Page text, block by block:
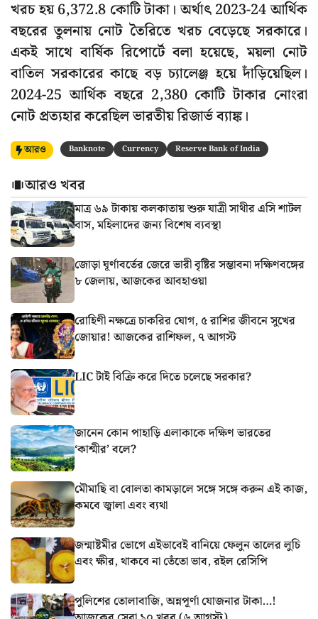
খরচ হয় 6,372.8 কোটি টাকা। অর্থাৎ 2023-24 আর্থিক
বছরের তুলনায় নোট তৈরিতে খরচ বেড়েছে সরকারে।
একই সাথে বার্ষিক রিপোর্টে বলা হয়েছে, ময়লা নোট
বাতিল সরকারের কাছে বড় চ্যালেঞ্জ হয়ে দাঁড়িয়েছিল।
2024-25 আর্থিক বছরে 2,380 কোটি টাকার নোংরা
নোট প্রত্যহার করেছিল ভারতীয় রিজার্ভ ব্যাঙ্ক।
আরও Banknote Currency Reserve Bank of India
আরও খবর
মাত্র ৬৯ টাকায় কলকাতায় শুরু যাত্রী সাথীর এসি শাটল
বাস, মহিলাদের জন্য বিশেষ ব্যবস্থা
জোড়া ঘূর্ণাবর্তের জেরে ভারী বৃষ্টির সম্ভাবনা দক্ষিণবঙ্গের
৮ জেলায়, আজকের আবহাওয়া
রোহিণী নক্ষত্রে চাকরির যোগ, ৫ রাশির জীবনে সুখের
জোয়ার! আজকের রাশিফল, ৭ আগস্ট
LIC টাই বিক্রি করে দিতে চলেছে সরকার?
জানেন কোন পাহাড়ি এলাকাকে দক্ষিণ ভারতের
‘কাশ্মীর’ বলে?
মৌমাছি বা বোলতা কামড়ালে সঙ্গে সঙ্গে করুন এই কাজ,
কমবে জ্বালা এবং ব্যথা
জন্মাষ্টমীর ভোগে এইভাবেই বানিয়ে ফেলুন তালের লুচি
এবং ক্ষীর, থাকবে না তেঁতো ভাব, রইল রেসিপি
পুলিশের তোলাবাজি, অন্নপূর্ণা যোজনার টাকা…!